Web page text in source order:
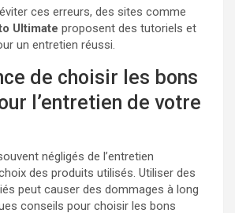
ces erreurs, des sites comme
Ultimate proposent des tutoriels et
un entretien réussi.
de choisir les bons
l’entretien de votre
négligés de l’entretien
des produits utilisés. Utiliser des
peut causer des dommages à long
conseils pour choisir les bons